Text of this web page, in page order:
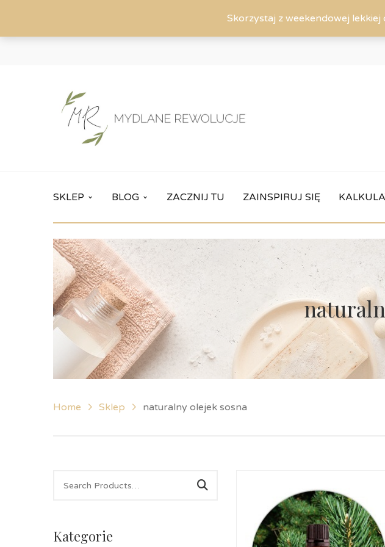
Skorzystaj z weekendowej lekkiej
SKLEP BLOG ZACZNIJ TU ZAINSPIRUJ SIĘ
Home Sklep naturalny olejek sosna
Kategorie